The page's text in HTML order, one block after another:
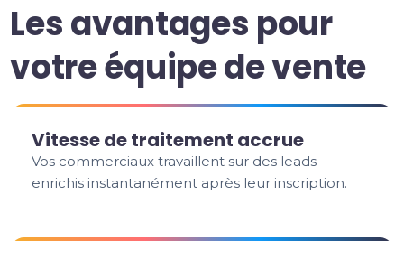
Les avantages pour
votre équipe de vente
Vitesse de traitement accrue
Vos commerciaux travaillent sur des leads
enrichis instantanément après leur inscription.